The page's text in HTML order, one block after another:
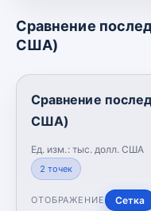
Сравнение
США)
Сравнение
США)
Ед. изм.: тыс. долл. США
2 точек
ОТОБРАЖЕНИЕ Сетка